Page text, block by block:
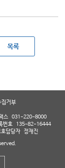
목록
집거부
스
031-220-8000
번호
135-82-16444
담당자 정재진